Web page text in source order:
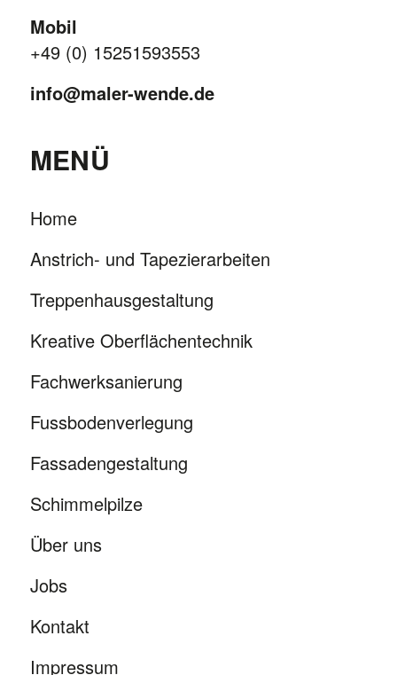
Mobil
+49 (0) 15251593553
info@maler-wende.de
MENÜ
Home
Anstrich- und Tapezierarbeiten
Treppenhausgestaltung
Kreative Oberflächentechnik
Fachwerksanierung
Fussbodenverlegung
Fassadengestaltung
Schimmelpilze
Über uns
Jobs
Kontakt
Impressum